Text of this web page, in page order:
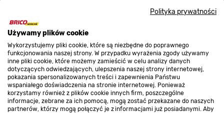
Polityka prywatności
Używamy plików cookie
Wykorzystujemy pliki cookie, które są niezbędne do poprawnego
funkcjonowania naszej strony. W przypadku wyrażenia zgody używamy
inne pliki cookie, które możemy zamieścić w celu analizy danych
dotyczących odwiedzających, ulepszenia naszej strony internetowej,
pokazania spersonalizowanych treści i zapewnienia Państwu
wspaniałego doświadczenia na stronie internetowej. Ponieważ
korzystamy również z plików cookie innych firm, poszczególne
informacje, zebrane za ich pomocą, mogą zostać przekazane do naszych
partnerów, którzy mogą połączyć je z informacjami już posiadanymi. Aby
O nas
Kontakt do sklepu
Strefa biznesu